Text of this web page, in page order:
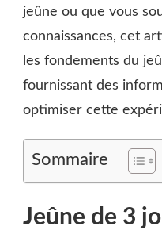
jeûne ou que vous
connaissances, cet
les fondements du
fournissant des
optimiser cette
Sommaire
Jeûne de 3